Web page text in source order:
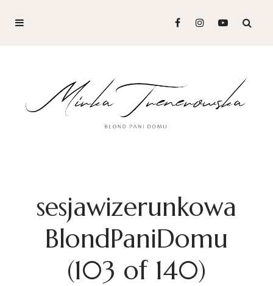
sesjawizerunkowa
BlondPaniDomu
(103 of 140)